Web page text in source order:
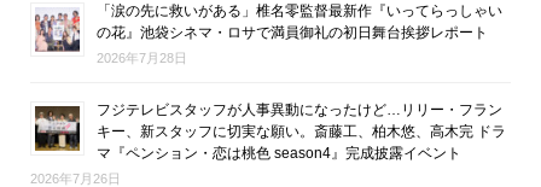
「涙の先に救いがある」椎名零監督最新作『いってらっしゃい
の花』池袋シネマ・ロサで満員御礼の初日舞台挨拶レポート
2026年7月28日
フジテレビスタッフが人事異動になったけど…リリー・フラン
キー、新スタッフに切実な願い。斎藤工、柏木悠、高木完 ドラ
マ『ペンション・恋は桃色 season4』完成披露イベント
2026年7月26日